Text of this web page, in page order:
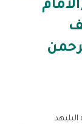
البليهد